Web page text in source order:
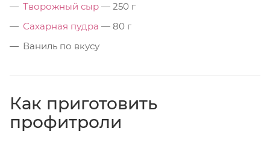
Творожный сыр — 250 г
Сахарная пудра — 80 г
Ваниль по вкусу
Как приготовить
профитроли